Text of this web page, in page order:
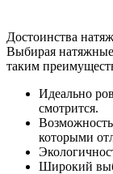
Достоинства
Выбирая
таким
Идеально
смотрится.
которыми
Широкий